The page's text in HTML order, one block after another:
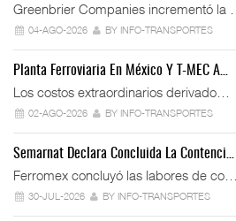
Greenbrier Companies incrementó la …
04-AGO-2026 BY INFO-TRANSPORTES
Planta Ferroviaria En México Y T-MEC A…
Los costos extraordinarios derivado…
02-AGO-2026 BY INFO-TRANSPORTES
Semarnat Declara Concluida La Contenci…
Ferromex concluyó las labores de co…
30-JUL-2026 BY INFO-TRANSPORTES